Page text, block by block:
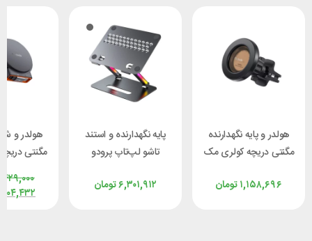
هولدر و پایه نگهدارنده
مگنتی دریچه کولری مک
4050تومان۱,۱۵۸,۶۹۶
پایه نگهدارنده و استند
تاشو لپ‌تاپ پرودو
LFST050-GY
تومان۶,۳۰۱,۹۱۲
هولدر و
مگنتی
3000 توان 15 وات